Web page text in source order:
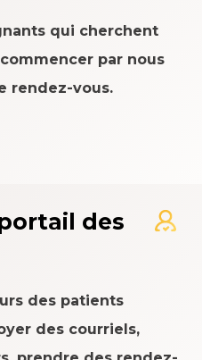
qui cherchent
par nous
rendez-vous.
des
des patients
des courriels,